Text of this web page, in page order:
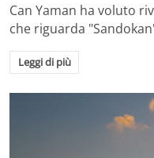
Can Yaman ha voluto
che riguarda
Leggi di più